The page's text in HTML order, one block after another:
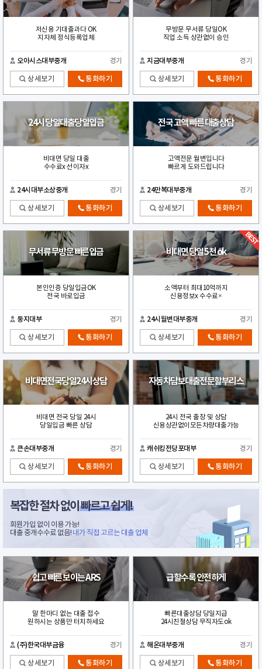
저신용 기대출과다 OK
지자체 정식등록업체
오아시스대부중개 경기
상세보기 통화하기
무방문 무서류 당일OK
직업 소득 상관없이 승인
지금대부중개 경기
상세보기 통화하기
24시 당일대출당일입금
비대면 당일 대출
수수료x 선이자x
24시대부소상중개 경기
상세보기 통화하기
전국 고액 빠른 대출상담
고액전문 월변입니다
빠르게 도와드립니다
24만복대부중개 경기
상세보기 통화하기
무서류 무방문 빠른입금
본인인증 당일입금OK
전국 바로입금
둥지대부 경기
상세보기 통화하기
비대면 당일 5천 ok
소액부터 최대10억까지
신용정보x 수수료×
24시월변대부중개 경기
상세보기 통화하기
비대면전국당일24시상담
비대면 전국 당일 24시
당일입금 빠른 상담
큰손대부중개 경기
상세보기 통화하기
자동차담보대출전문할부리스
24시 전국 출장 및 상담
신용상관없이모든차량대출가능
캐쉬킹전당포대부 경기
상세보기 통화하기
복잡한 절차 없이빠르고 쉽게!
회원가입 없이 이용 가능!
대출 중개수수료 없음! 내가 직접 고르는 대출 업체
쉽고 빠른 보이는 ARS
말 한마디 없는 대출 접수
원하시는 상품만 터치하세요
(주)한국대부금융 경기
상세보기 통화하기
급할수록 안전하게
빠른대출상담 당일지급
24시친절상담 무직자도ok
해온대부중개 경기
상세보기 통화하기